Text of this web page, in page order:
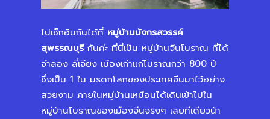
ไปเช็กอินกันได้ที่ หมู่บ้านมังกรสวรรค์
สุพรรณบุรีกันค่ะ ที่นี่เป็น หมู่บ้านจีนโบราณ ที่ได้
จำลอง ลี่เจียง เมืองเก่าแก่โบราณกว่า 800 ปี
ซึ่งเป็น 1 ใน มรดกโลกของประเทศจีนมาไว้อย่าง
สวยงาม ภายในหมู่บ้านเหมือนได้เดินเข้าไปใน
หมู่บ้านโบราณของเมืองจีนจริงๆ เลยทีเดียวน้า